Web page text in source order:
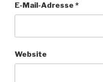
E-Mail-Adresse *
Website